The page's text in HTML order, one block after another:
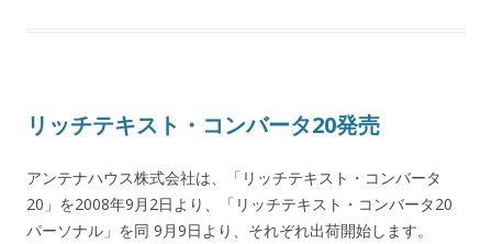
リッチテキスト・コンバータ20発売
アンテナハウス株式会社は、「リッチテキスト・コンバータ
20」を2008年9月2日より、「リッチテキスト・コンバータ20
パーソナル」を同 9月9日より、それぞれ出荷開始します。